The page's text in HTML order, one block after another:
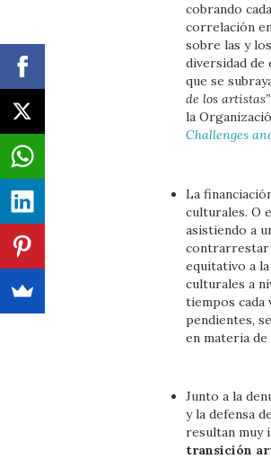
cobrando
correlación
sobre las y
diversidad de
que se
de los artistas”
la
Challenges
La
culturales. O
asistiendo a
contrarrestar
equitativo a
culturales a
tiempos cada
pendientes,
en materia
Junto a la
y la defensa
resultan muy
transición